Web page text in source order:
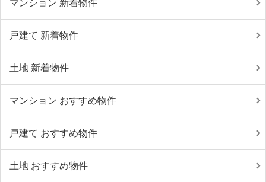
マンション 新着物件
戸建て 新着物件
土地 新着物件
マンション おすすめ物件
戸建て おすすめ物件
土地 おすすめ物件